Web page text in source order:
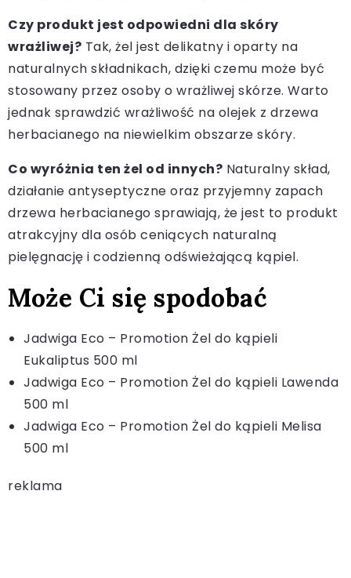
Czy produkt jest odpowiedni dla skóry
wrażliwej? Tak, żel jest delikatny i oparty na
naturalnych składnikach, dzięki czemu może być
stosowany przez osoby o wrażliwej skórze. Warto
jednak sprawdzić wrażliwość na olejek z drzewa
herbacianego na niewielkim obszarze skóry.
Co wyróżnia ten żel od innych? Naturalny skład,
działanie antyseptyczne oraz przyjemny zapach
drzewa herbacianego sprawiają, że jest to produkt
atrakcyjny dla osób ceniących naturalną
pielęgnację i codzienną odświeżającą kąpiel.
Może Ci się spodobać
Jadwiga Eco – Promotion Żel do kąpieli
Eukaliptus 500 ml
Jadwiga Eco – Promotion Żel do kąpieli Lawenda
500 ml
Jadwiga Eco – Promotion Żel do kąpieli Melisa
500 ml
reklama